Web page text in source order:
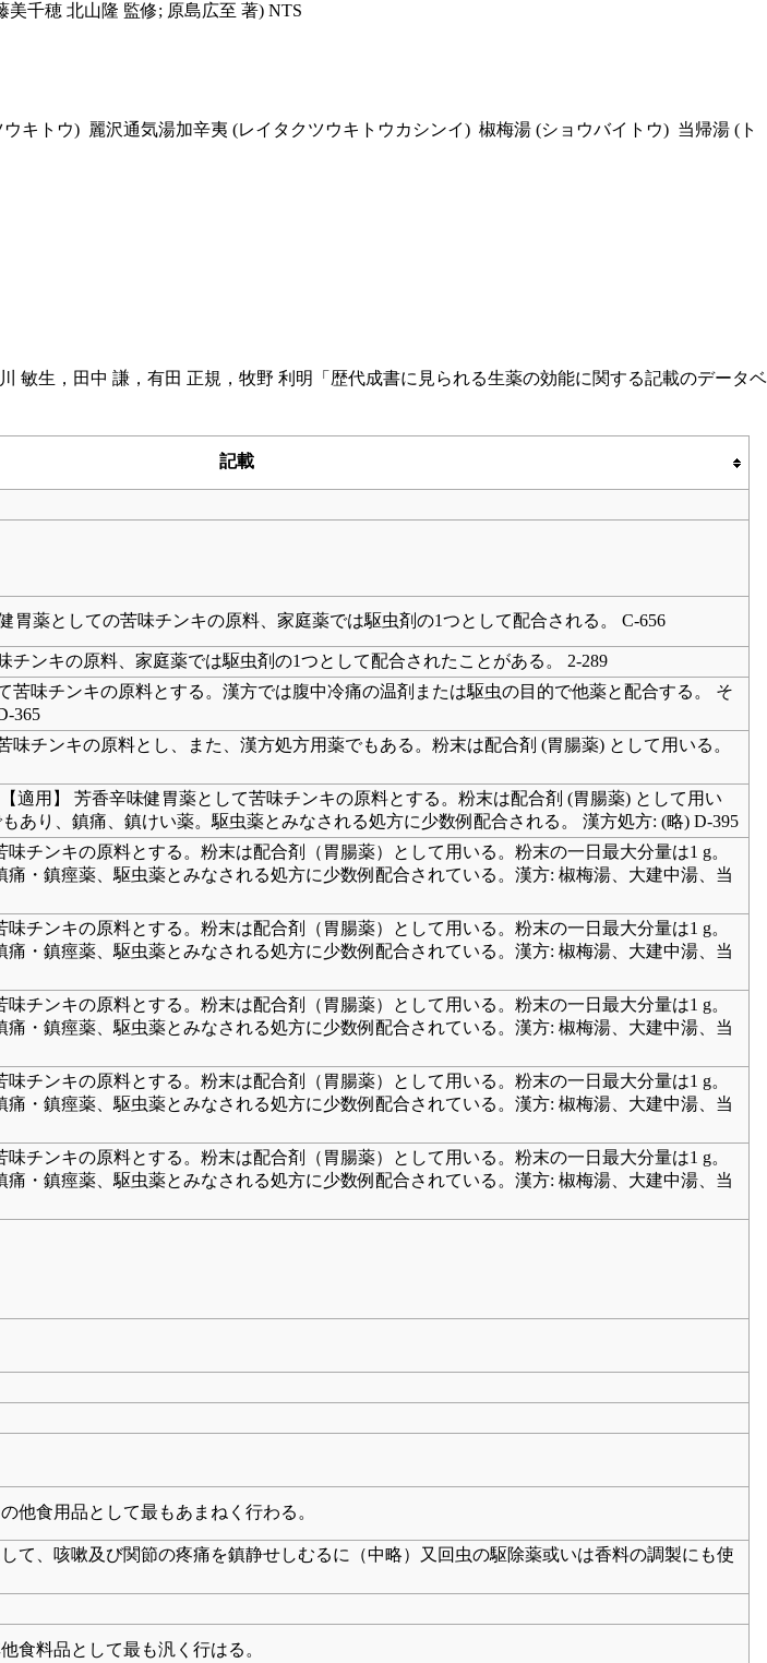
美千穂 北山隆 監修; 原島広至 著) NTS
ウキトウ) 麗沢通気湯加辛夷 (レイタクツウキトウカシンイ) 椒梅湯 (ショウバイトウ) 当帰湯 (ト
敏生，田中 謙，有田 正規，牧野 利明「歴代成書に見られる生薬の効能に関する記載のデータベ
記載
胃薬としての苦味チンキの原料、家庭薬では駆虫剤の1つとして配合される。 C-656
チンキの原料、家庭薬では駆虫剤の1つとして配合されたことがある。 2-289
苦味チンキの原料とする。漢方では腹中冷痛の温剤または駆虫の目的で他薬と配合する。 そ
365
味チンキの原料とし、また、漢方処方用薬でもある。粉末は配合剤 (胃腸薬) として用いる。
適用】 芳香辛味健胃薬として苦味チンキの原料とする。粉末は配合剤 (胃腸薬) として用い
あり、鎮痛、鎮けい薬。駆虫薬とみなされる処方に少数例配合される。 漢方処方: (略) D-395
味チンキの原料とする。粉末は配合剤（胃腸薬）として用いる。粉末の一日最大分量は1 g。
痛・鎮痙薬、駆虫薬とみなされる処方に少数例配合されている。漢方: 椒梅湯、大建中湯、当
味チンキの原料とする。粉末は配合剤（胃腸薬）として用いる。粉末の一日最大分量は1 g。
痛・鎮痙薬、駆虫薬とみなされる処方に少数例配合されている。漢方: 椒梅湯、大建中湯、当
味チンキの原料とする。粉末は配合剤（胃腸薬）として用いる。粉末の一日最大分量は1 g。
痛・鎮痙薬、駆虫薬とみなされる処方に少数例配合されている。漢方: 椒梅湯、大建中湯、当
味チンキの原料とする。粉末は配合剤（胃腸薬）として用いる。粉末の一日最大分量は1 g。
痛・鎮痙薬、駆虫薬とみなされる処方に少数例配合されている。漢方: 椒梅湯、大建中湯、当
味チンキの原料とする。粉末は配合剤（胃腸薬）として用いる。粉末の一日最大分量は1 g。
痛・鎮痙薬、駆虫薬とみなされる処方に少数例配合されている。漢方: 椒梅湯、大建中湯、当
他食用品として最もあまねく行わる。
て、咳嗽及び関節の疼痛を鎮静せしむるに（中略）又回虫の駆除薬或いは香料の調製にも使
食料品として最も汎く行はる。